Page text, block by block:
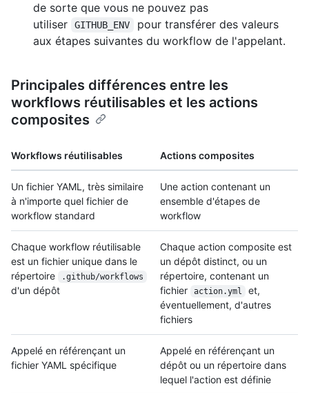
de sorte que vous ne pouvez pas
utiliser
GITHUB_ENV
pour transférer des valeurs
aux étapes suivantes du workflow de l'appelant.
Principales différences entre les
workflows réutilisables et les actions
composites
Workflows réutilisables Actions composites
Un fichier YAML, très similaire
à n'importe quel fichier de
workflow standard
Une action contenant un
ensemble d'étapes de
workflow
Chaque workflow réutilisable
est un fichier unique dans le
répertoire
.github/workflows
d'un dépôt
Chaque action composite est
un dépôt distinct, ou un
répertoire, contenant un
fichier
action.yml
et,
éventuellement, d'autres
fichiers
Appelé en référençant un
fichier YAML spécifique
Appelé en référençant un
dépôt ou un répertoire dans
lequel l'action est définie